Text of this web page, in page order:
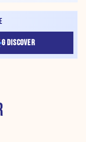
G DISCOVER